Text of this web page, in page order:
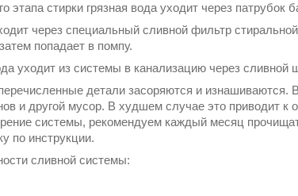
этапа стирки грязная вода уходит через
через специальный сливной фильтр
попадает в помпу.
уходит из системы в канализацию через сливной
детали засоряются и изнашиваются.
и другой мусор. В худшем случае это приводит
системы, рекомендуем каждый месяц
по инструкции.
сливной системы: